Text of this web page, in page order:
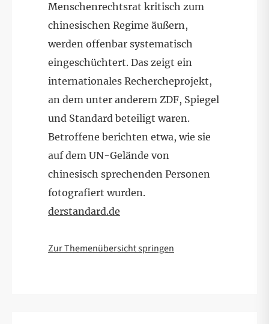
Menschenrechtsrat kritisch zum
chinesischen Regime äußern,
werden offenbar systematisch
eingeschüchtert. Das zeigt ein
internationales Rechercheprojekt,
an dem unter anderem ZDF, Spiegel
und Standard beteiligt waren.
Betroffene berichten etwa, wie sie
auf dem UN-Gelände von
chinesisch sprechenden Personen
fotografiert wurden.
derstandard.de
Zur Themenübersicht springen